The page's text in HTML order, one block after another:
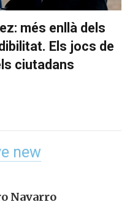
més enllà dels
Els jocs de
ciutadans
new
Navarro